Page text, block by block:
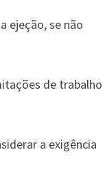
ejeção, se não
de trabalho
a exigência